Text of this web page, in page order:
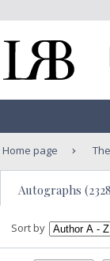
Home page
Autographs
Sort by